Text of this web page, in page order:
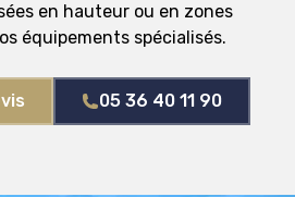
en hauteur ou en zones
équipements spécialisés.
05 36 40 11 90